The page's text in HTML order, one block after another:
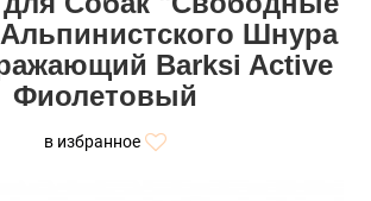
Шнура
Barksi Active
Фиолетовый
в избранное